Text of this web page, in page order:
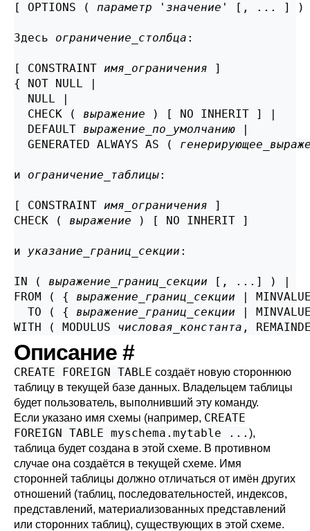
[ OPTIONS ( параметр ' значение ' [, ... ] )
Здесь ограничение_столбца :
[ CONSTRAINT имя_ограничения ]
{ NOT NULL |
  NULL |
  CHECK (
выражение ) [ NO INHERIT ] |
  DEFAULT
выражение_по_умолчанию |
  GENERATED ALWAYS AS (
и ограничение_таблицы:
[ CONSTRAINT имя_ограничения ]
CHECK ( выражение ) [ NO INHERIT ]
и указание_границ_секции :
IN ( выражение_границ_секции [, ...] ) |
FROM ( { выражение_границ_секции |
  TO ( {
выражение_границ_секции |
WITH ( MODULUS числовая_константа ,
Описание #
CREATE FOREIGN TABLE создаёт новую стороннюю
таблицу в текущей базе данных. Владельцем таблицы
будет пользователь, выполнивший эту команду.
Если указано имя схемы (например, CREATE
FOREIGN TABLE myschema.mytable ... ),
таблица будет создана в этой схеме. В противном
случае она создаётся в текущей схеме. Имя
сторонней таблицы должно отличаться от имён других
отношений (таблиц, последовательностей, индексов,
представлений, материализованных представлений
или сторонних таблиц), существующих в этой схеме.